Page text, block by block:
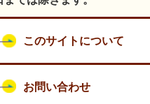
このサイトについて
お問い合わせ